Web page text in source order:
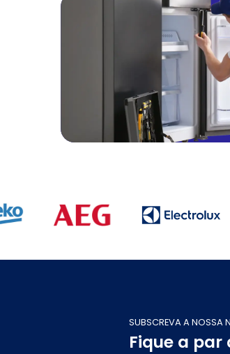
SUBSCREVA A NOSSA
Fique a par